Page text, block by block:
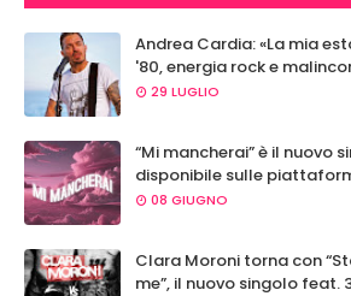
Andrea Cardia: «La mia
'80, energia rock e
29 LUGLIO
“Mi mancherai” è il nuovo
disponibile sulle
08 GIUGNO
Clara Moroni torna con
me”, il nuovo singolo feat.